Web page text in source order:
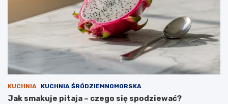
KUCHNIA KUCHNIA ŚRÓDZIEMNOMORSKA
Jak smakuje pitaja – czego się spodziewać?